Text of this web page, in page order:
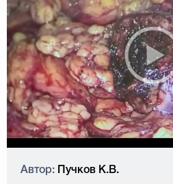
Автор: Пучков К.В.